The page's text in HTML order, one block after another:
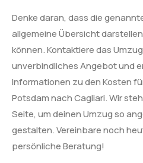
Denke daran, dass die
allgemeine Übersicht
können. Kontaktiere das
unverbindliches Angebot und
Informationen zu den Kosten
Potsdam nach Cagliari. Wir
Seite, um deinen Umzug so
gestalten. Vereinbare noch
persönliche Beratung!